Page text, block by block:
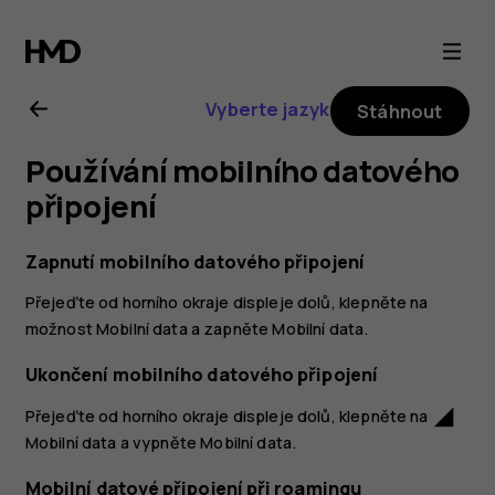
Uživatelská
příručka
k telefonu
Nokia 6.2
Vyberte jazyk Stáhnout
Používání mobilního datového
připojení
Zapnutí mobilního datového připojení
Přejeďte od horního okraje displeje dolů, klepněte na
možnostMobilní data a zapněteMobilní data.
Ukončení mobilního datového připojení
Přejeďte od horního okraje displeje dolů, klepněte na network_cell
Mobilní data a vypněteMobilní data.
Mobilní datové připojení při roamingu